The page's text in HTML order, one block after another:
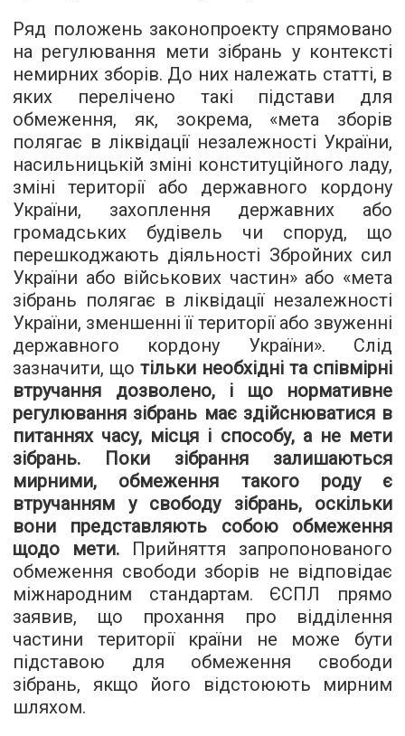
Ряд положень законопроекту спрямовано
на регулювання мети зібрань у контексті
немирних зборів. До них належать статті, в
яких перелічено такі підстави для
обмеження, як, зокрема, «мета зборів
полягає в ліквідації незалежності України,
насильницькій зміні конституційного ладу,
зміні території або державного кордону
України, захоплення державних або
громадських будівель чи споруд, що
перешкоджають діяльності Збройних сил
України або військових частин» або «мета
зібрань полягає в ліквідації незалежності
України, зменшенні її території або звуженні
державного кордону України». Слід
зазначити, що тільки необхідні та співмірні
втручання дозволено, і що нормативне
регулювання зібрань має здійснюватися в
питаннях часу, місця і способу, а не мети
зібрань. Поки зібрання залишаються
мирними, обмеження такого роду є
втручанням у свободу зібрань, оскільки
вони представляють собою обмеження
щодо мети. Прийняття запропонованого
обмеження свободи зборів не відповідає
міжнародним стандартам. ЄСПЛ прямо
заявив, що прохання про відділення
частини території країни не може бути
підставою для обмеження свободи
зібрань, якщо його відстоюють мирним
шляхом.